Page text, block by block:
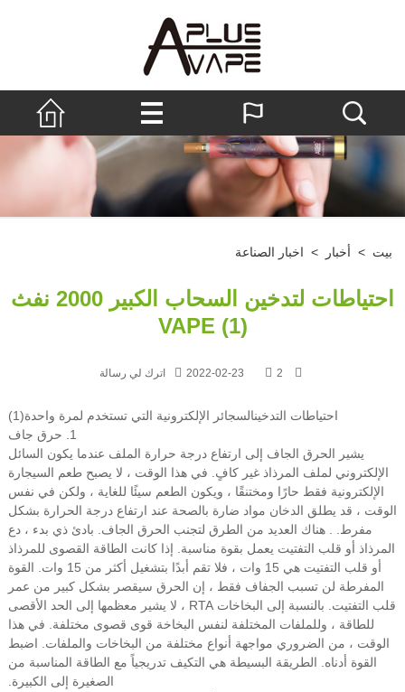
بيت > أخبار > اخبار الصناعة
احتياطات لتدخين السحاب الكبير 2000 نفث
VAPE (1)
2022-02-23 2 اترك لي رسالة
احتياطات التدخينالسجائر الإلكترونية التي تستخدم لمرة واحدة(1)
1. حرق جاف
يشير الحرق الجاف إلى ارتفاع درجة حرارة الملف عندما يكون السائل
الإلكتروني لملف المرذاذ غير كافٍ. في هذا الوقت ، لا يصبح طعم السيجارة
الإلكترونية فقط حارًا ومختنقًا ، ويكون الطعم سيئًا للغاية ، ولكن في نفس
الوقت ، قد يطلق الدخان مواد ضارة بالصحة عند ارتفاع درجة الحرارة بشكل
مفرط. . هناك العديد من الطرق لتجنب الحرق الجاف. بادئ ذي بدء ، دع
المرذاذ أو قلب التفتيت يعمل بقوة مناسبة. إذا كانت الطاقة القصوى للمرذاذ
أو قلب التفتيت هي 15 وات ، فلا تقم أبدًا بتشغيل أكثر من 15 وات. القوة
المفرطة لن تسبب الجفاف فقط ، إن الحرق سيقصر بشكل كبير من عمر
قلب التفتيت. بالنسبة إلى البخاخات RTA ، لا يشير معظمها إلى الحد الأقصى
للطاقة ، وللملفات المختلفة لنفس البخاخة قوى قصوى مختلفة. في هذا
الوقت ، من الضروري مواجهة أنواع مختلفة من البخاخات والملفات. اضبط
القوة أدناه. الطريقة البسيطة هي التكيف تدريجياً مع الطاقة المناسبة من
الصغيرة إلى الكبيرة.